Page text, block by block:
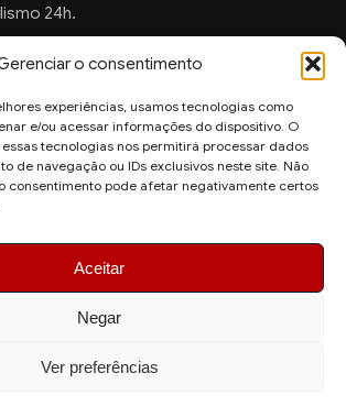
o consentimento
experiências, usamos tecnologias como
e/ou acessar informações do dispositivo. O
tecnologias nos permitirá processar dados
de navegação ou IDs exclusivos neste site. Não
consentimento pode afetar negativamente certos
Aceitar
Negar
Ver preferências
24h.
Todos os direitos reservados.